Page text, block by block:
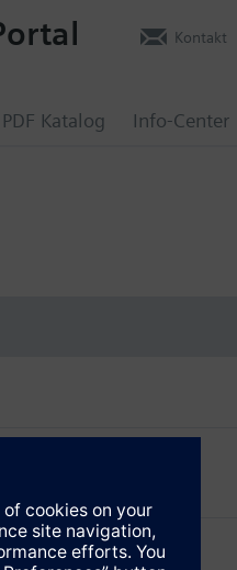
PDF Katalog Info-Center
Kontakt